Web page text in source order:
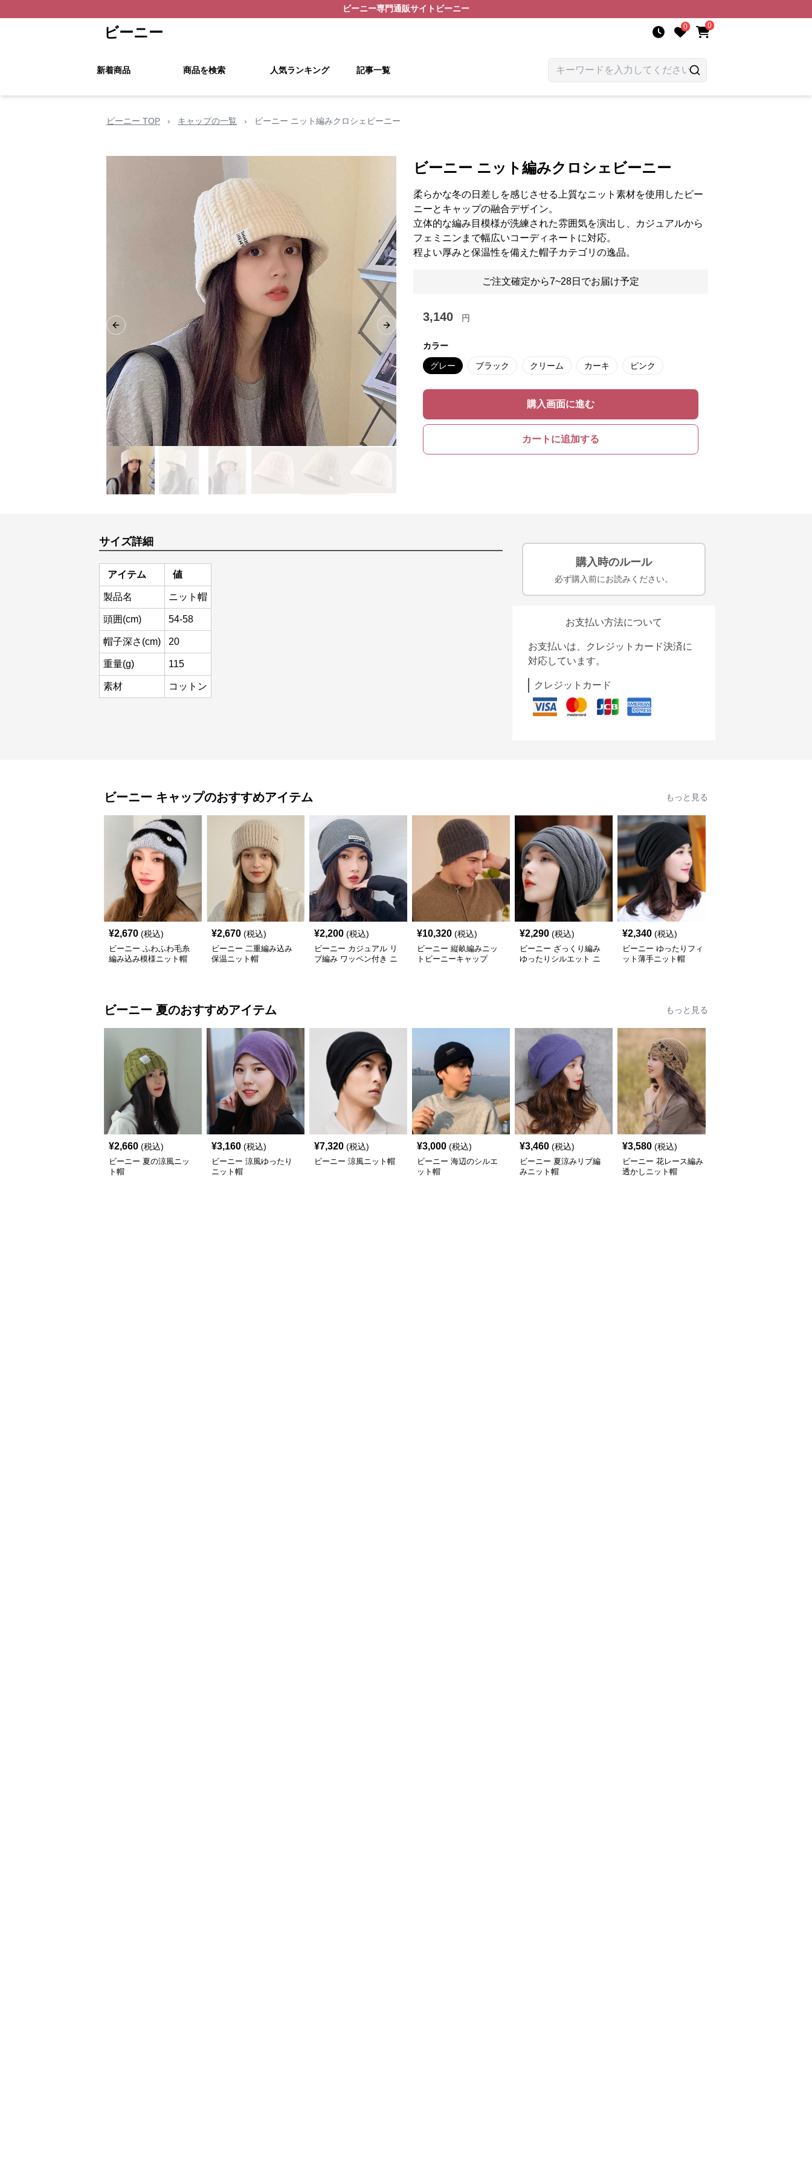
ビーニー専門通販サイト ビーニー
ビーニー 0 0
新着商品 商品を検索 人気ランキング 記事一覧
ビーニー TOP › キャップの一覧 › ビーニー ニット編みクロシェビーニー
Previous slide Next slide
ビーニー ニット編みクロシェビーニー
柔らかな冬の日差しを感じさせる上質なニット素材を使用したビー
ニーとキャップの融合デザイン。
立体的な編み目模様が洗練された雰囲気を演出し、カジュアルから
フェミニンまで幅広いコーディネートに対応。
程よい厚みと保温性を備えた帽子カテゴリの逸品。
ご注文確定から7~28日でお届け予定
3,140 円
カラー
グレー ブラック クリーム カーキ ピンク
購入画面に進む
カートに追加する
サイズ詳細
アイテム 値
製品名 ニット帽
頭囲(cm) 54-58
帽子深さ(cm) 20
重量(g) 115
素材 コットン
購入時のルール
必ず購入前にお読みください。
お支払い方法について
お支払いは、クレジットカード決済に
対応しています。
クレジットカード
ビーニー キャップのおすすめアイテム もっと見る
¥2,670 (税込)
ビーニー ふわふわ毛糸
編み込み模様ニット帽
¥2,670 (税込)
ビーニー 二重編み込み
保温ニット帽
¥2,200 (税込)
ビーニー カジュアル リ
ブ編み ワッペン付き ニ
¥10,320 (税込)
ビーニー 縦畝編みニッ
トビーニーキャップ
¥2,290 (税込)
ビーニー ざっくり編み
ゆったりシルエット ニ
¥2,340 (税込)
ビーニー ゆったりフィ
ット薄手ニット帽
ビーニー 夏のおすすめアイテム もっと見る
¥2,660 (税込)
ビーニー 夏の涼風ニッ
ト帽
¥3,160 (税込)
ビーニー 涼風ゆったり
ニット帽
¥7,320 (税込)
ビーニー 涼風ニット帽
¥3,000 (税込)
ビーニー 海辺のシルエ
ット帽
¥3,460 (税込)
ビーニー 夏涼みリブ編
みニット帽
¥3,580 (税込)
ビーニー 花レース編み
透かしニット帽